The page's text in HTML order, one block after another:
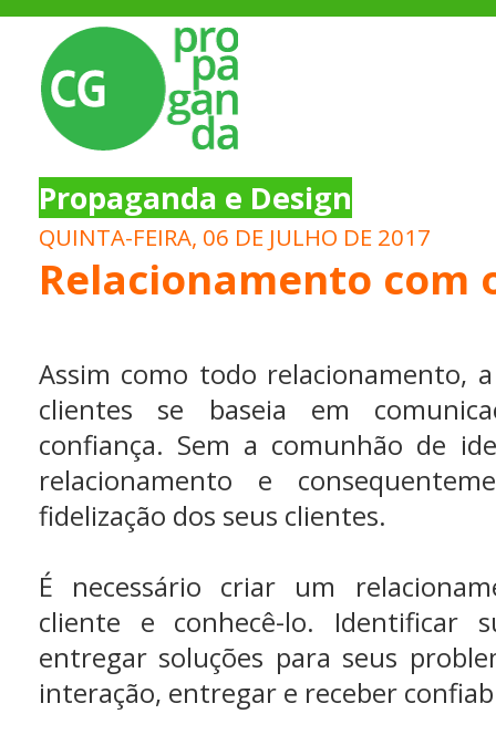
Propaganda e Design
QUINTA-FEIRA, 06 DE JULHO DE 2017
Relacionamento com
Assim como todo relacionamento,
clientes se baseia em
confiança. Sem a comunhão de
relacionamento e
fidelização dos seus clientes.
É necessário criar um
cliente e conhecê-lo. Identificar
entregar soluções para seus
interação, entregar e receber